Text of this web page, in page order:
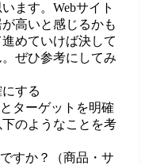
ます。Webサイト
高いと感じるかも
めていけば決して
ぜひ参考にしてみ
する
ターゲットを明確
のようなことを考
すか？（商品・サ